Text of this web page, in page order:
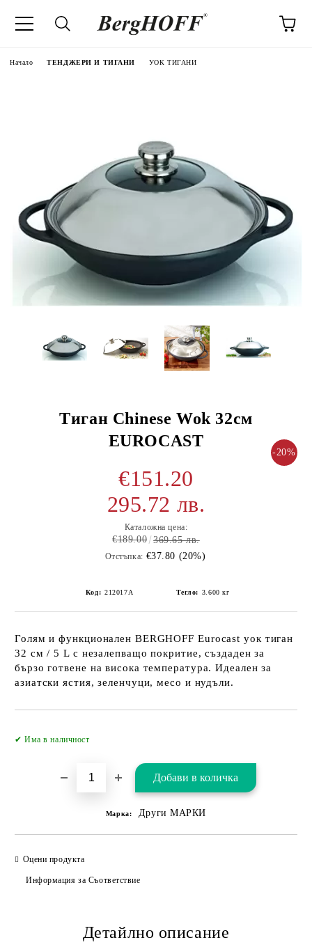
Начало ТЕНДЖЕРИ И ТИГАНИ УОК ТИГАНИ
Tиган Chinese Wok 32см
EUROCAST
-20%
€151.20
295.72 лв.
Каталожна цена:
€189.00 369.65 лв.
Отстъпка: €37.80 (20%)
Код: 212017A Тегло: 3.600 кг
Голям и функционален BERGHOFF Eurocast уок тиган
32 см / 5 L с незалепващо покритие, създаден за
бързо готвене на висока температура. Идеален за
азиатски ястия, зеленчуци, месо и нудъли.
✔ Има в наличност
Марка: Други МАРКИ
Оцени продукта
Информация за Съответствие
Детайлно описание